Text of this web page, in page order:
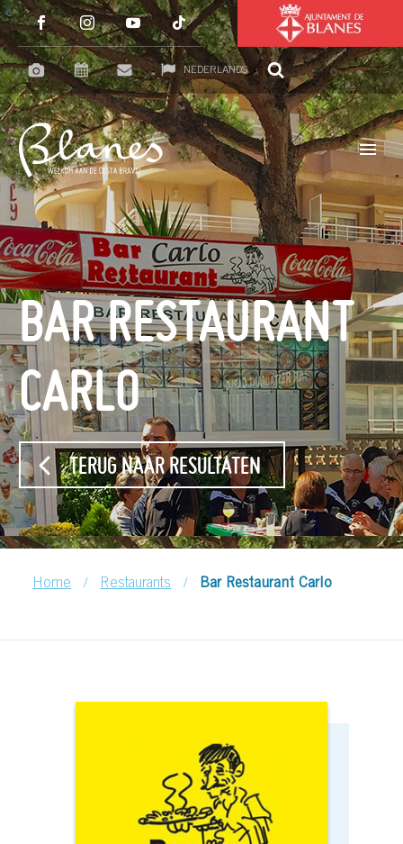
NEDERLANDS
BAR RESTAURANT
CARLO
TERUG NAAR RESULTATEN
Home / Restaurants / Bar Restaurant Carlo